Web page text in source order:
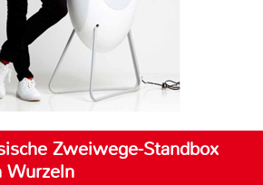
Zweiwege-Standbox
Wurzeln